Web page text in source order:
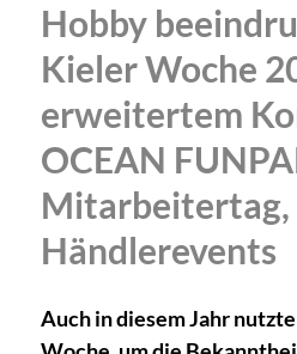
Hobby
Kieler Woche
erweitertem
OCEAN
Mitarbeitertag,
Händlerevents
Auch in diesem Jahr